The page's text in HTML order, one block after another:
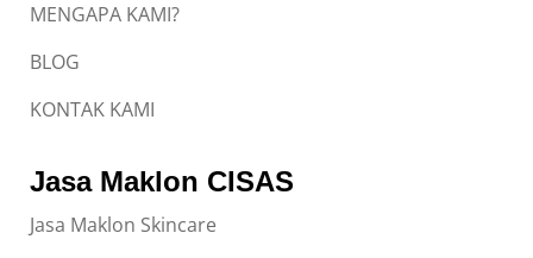
MENGAPA KAMI?
BLOG
KONTAK KAMI
Jasa Maklon CISAS
Jasa Maklon Skincare